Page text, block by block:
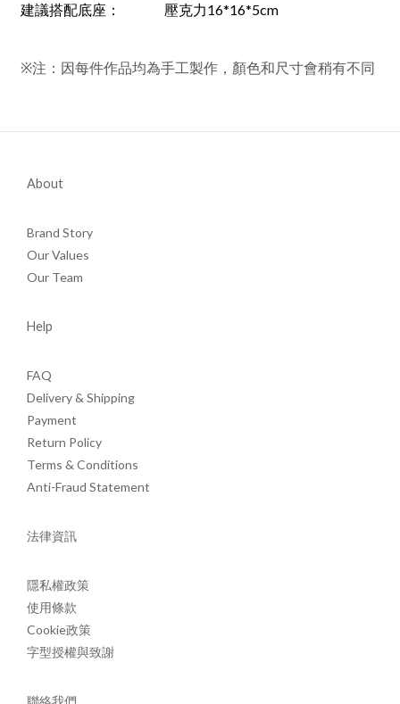
建議搭配底座： 壓克力16*16*5cm
※注：因每件作品均為手工製作，顏色和尺寸會稍有不同
About
Brand Story
Our Values
Our Team
Help
FAQ
Delivery & Shipping
Payment
Return Policy
Terms & Conditions
Anti-Fraud Statement
法律資訊
隱私權政策
使用條款
Cookie政策
字型授權與致謝